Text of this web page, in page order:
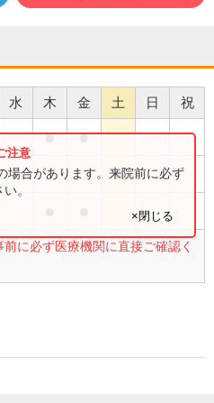
水 木 金 土 日 祝
● ●
●
に必ず医療機関に直接ご確認く
場合があります。来院前に必ず
。
×閉じる